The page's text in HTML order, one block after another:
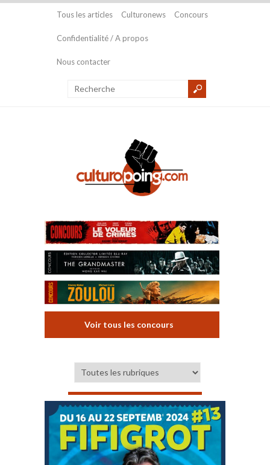
Tous les articles Culturonews Concours
Confidentialité / A propos
Nous contacter
Voir tous les concours